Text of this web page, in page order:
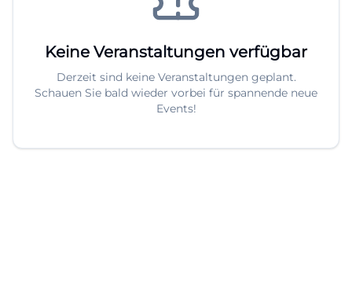
Keine Veranstaltungen verfügbar
Derzeit sind keine Veranstaltungen geplant.
Schauen Sie bald wieder vorbei für spannende neue
Events!